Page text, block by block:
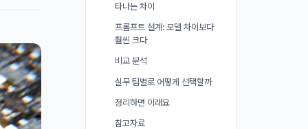
타나는 차이
프롬프트 설계: 모델 차이보다
훨씬 크다
비교 분석
실무 팀별로 어떻게 선택할까
정리하면 이래요
참고자료